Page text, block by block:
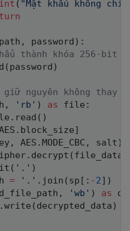
( "Mật khẩu không
, password ) :
thành khóa 256-bit
( password )
nguyên không thay
, 'rb' ) as file :
. read ( )
. block_size]
, AES .MODE_CBC , salt )
. decrypt ( file_data
( '.' )
= '.' . join ( sp [ : -2] )
, 'wb' ) as
.write ( decrypted_data )